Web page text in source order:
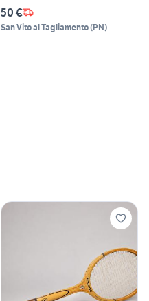
50 €
San Vito al Tagliamento(PN)